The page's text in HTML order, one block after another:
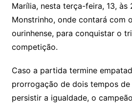
Marília, nesta terça-feira, 13, às
Monstrinho, onde contará com
ourinhense, para conquistar o
competição.
Caso a partida termine
prorrogação de dois tempos
persistir a igualdade, o